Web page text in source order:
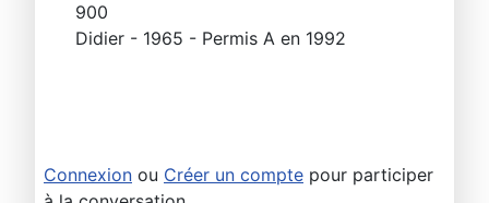
900
Didier - 1965 - Permis A en 1992
Connexion ou Créer un compte pour participer